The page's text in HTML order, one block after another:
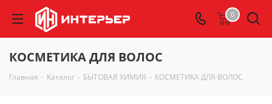
0
КОСМЕТИКА ДЛЯ ВОЛОС
Главная - Каталог - БЫТОВАЯ ХИМИЯ - КОСМЕТИКА ДЛЯ ВОЛОС